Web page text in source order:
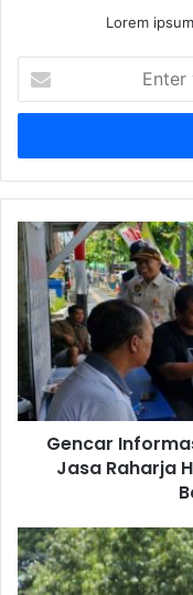
Lorem
t
r
y
u
r
E
m
a
a
d
s
G
e
n
c
a
n
f
s
i
k
Gencar
Jasa Raharja
J
e
l